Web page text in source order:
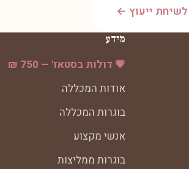
לשיחת ייעוץ ←
מידע
💗 דולות בסטאז' — 750 ₪
אודות המכללה
בוגרות המכללה
אנשי מקצוע
בוגרות ממליצות